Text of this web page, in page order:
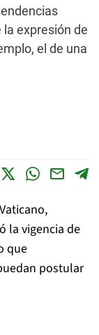
expresión de
el de una
la vigencia de
que
postular